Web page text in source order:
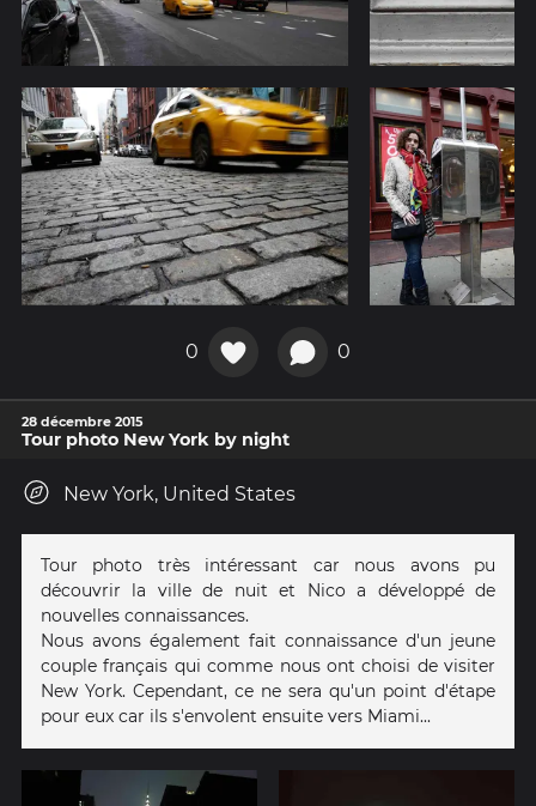
0 0
28 décembre 2015
Tour photo New York by night
New York, United States
Tour photo très intéressant car nous avons pu
découvrir la ville de nuit et Nico a développé de
nouvelles connaissances.
Nous avons également fait connaissance d'un jeune
couple français qui comme nous ont choisi de visiter
New York. Cependant, ce ne sera qu'un point d'étape
pour eux car ils s'envolent ensuite vers Miami...